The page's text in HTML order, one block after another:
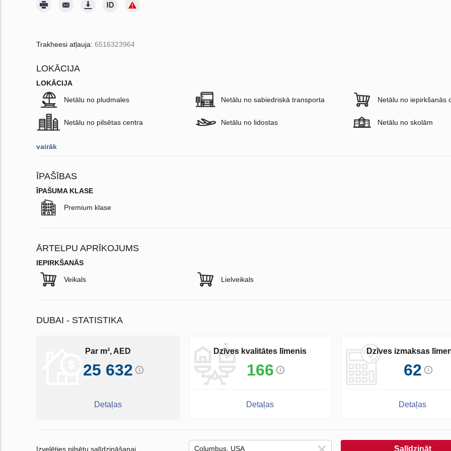
Trakheesi atļauja: 6516323964
LOKĀCIJA
LOKĀCIJA
Netālu no pludmales Netālu no sabiedriskā transporta Netālu no iepirkšanās
Netālu no pilsētas centra Netālu no lidostas Netālu no skolām
vairāk
ĪPAŠĪBAS
ĪPAŠUMA KLASE
Premium klase
ĀRTELPU APRĪKOJUMS
IEPIRKŠANĀS
Veikals Lielveikals
DUBAI - STATISTIKA
Par m², AED
25 632
Detaļas
Dzīves kvalitātes līmenis
166
Detaļas
Dzīves izmaksas
62
Detaļas
Izvelēties pilsētu salīdzināšanai Salīdzināt